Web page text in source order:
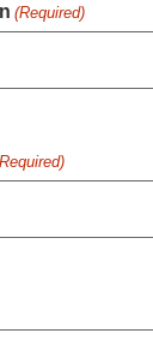
(Required)